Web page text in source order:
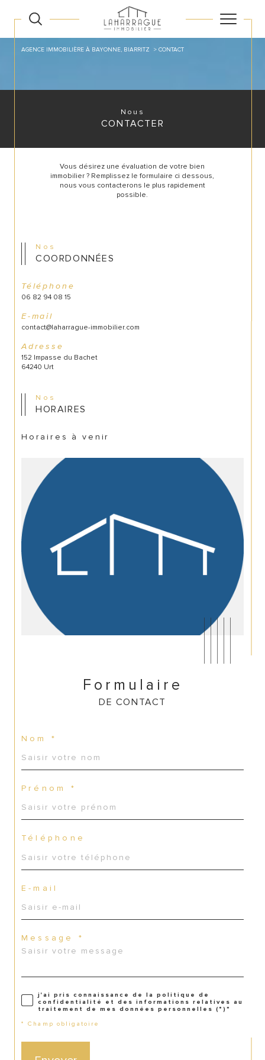
AGENCE IMMOBILIÈRE À BAYONNE, BIARRITZ CONTACT
Nous
CONTACTER
Vous désirez une évaluation de votre bien
immobilier ? Remplissez le formulaire ci dessous,
nous vous contacterons le plus rapidement
possible.
Nos
COORDONNÉES
Téléphone
06 82 94 08 15
E-mail
contact@laharrague-immobilier.com
Adresse
152 Impasse du Bachet
64240 Urt
Nos
HORAIRES
Horaires à venir
Formulaire
DE CONTACT
Nom *
Prénom *
Téléphone
E-mail
Message *
j'ai pris connaissance de la politique de
confidentialité et des informations relatives au
traitement de mes données personnelles (*)*
* Champ obligatoire